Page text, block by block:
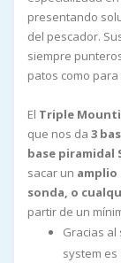
presentando
del pescador.
siempre
patos como
El Triple
que nos da 3
base piramidal
sacar un amplio
sonda, o
partir de un
Gracias al
system es